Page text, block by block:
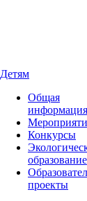
Детям
Общая
информация
Конкурсы
образование
проекты